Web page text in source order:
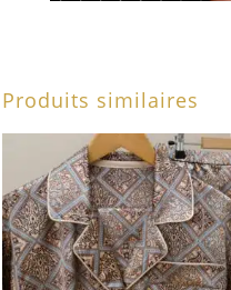
Produits similaires